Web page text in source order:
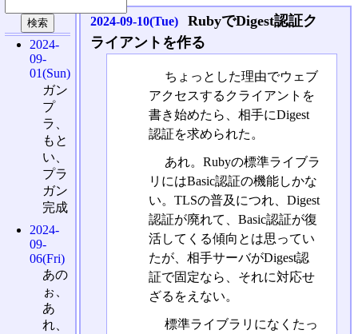
2024-09-10(Tue)
RubyでDigest認証ク
ライアントを作る
ちょっとした理由でウェブ
アクセスするクライアントを
書き始めたら、相手にDigest
認証を求められた。
あれ。Rubyの標準ライブラ
リにはBasic認証の機能しかな
い。TLSの普及につれ、Digest
認証が廃れて、Basic認証が復
活してくる傾向とは思ってい
たが、相手サーバがDigest認
証で固定なら、それに対応せ
ざるをえない。
標準ライブラリになくたっ
2024-
09-
01(Sun)
ガン
プ
ラ、
もと
い、
プラ
ガン
完成
2024-
09-
06(Fri)
あの
ぉ、
あ
れ、